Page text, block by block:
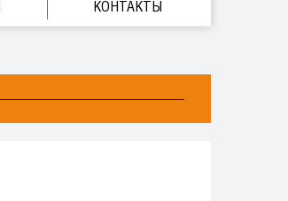
КОНТАКТЫ